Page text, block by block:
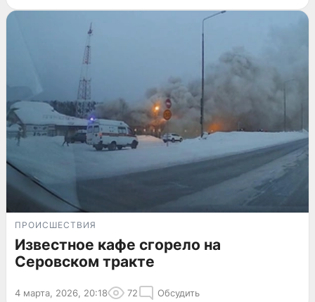
ПРОИСШЕСТВИЯ
Известное кафе сгорело на
Серовском тракте
4 марта, 2026, 20:18 72 Обсудить